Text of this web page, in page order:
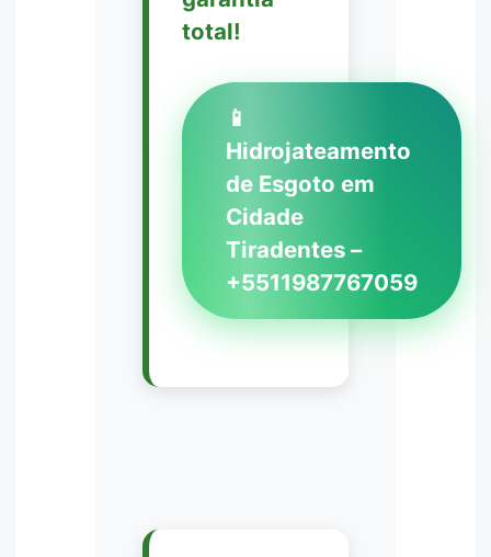
total!
📱
Hidrojateamento
de Esgoto em
Cidade
Tiradentes –
+5511987767059